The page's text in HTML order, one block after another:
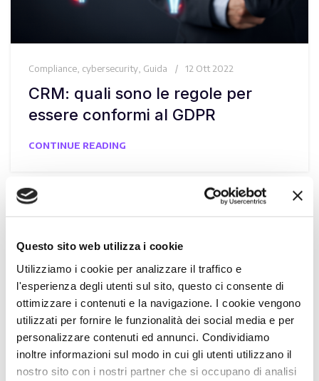
Questo sito web utilizza i cookie
Utilizziamo i cookie per analizzare il traffico e
l'esperienza degli utenti sul sito, questo ci consente di
ottimizzare i contenuti e la navigazione. I cookie vengono
utilizzati per fornire le funzionalità dei social media e per
personalizzare contenuti ed annunci. Condividiamo
inoltre informazioni sul modo in cui gli utenti utilizzano il
nostro sito con i nostri partner che si occupano di analisi
Compliance cybersecurity Guida 12 Ott 2022
CRM: quali sono le regole per
essere conformi al GDPR
CONTINUE READING